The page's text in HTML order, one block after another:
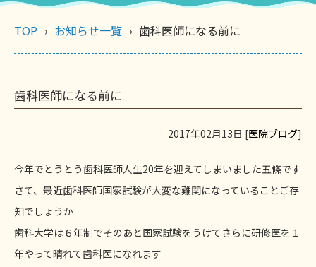
TOP お知らせ一覧 歯科医師になる前に
歯科医師になる前に
2017年02月13日 [医院ブログ]
今年でとうとう歯科医師人生20年を迎えてしまいました五條です
さて、最近歯科医師国家試験が大変な難関になっていることご存
知でしょうか
歯科大学は６年制でそのあと国家試験をうけてさらに研修医を１
年やって晴れて歯科医になれます